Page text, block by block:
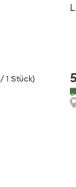
1 Stück)